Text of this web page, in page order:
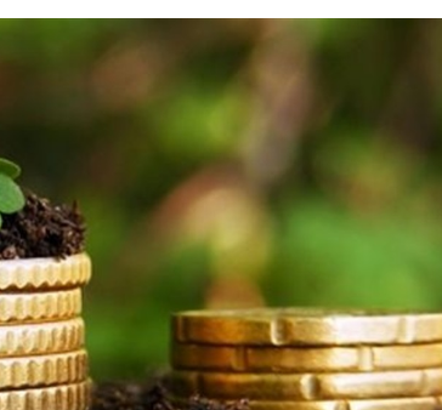
Лонгріди
[email protected]
Політика